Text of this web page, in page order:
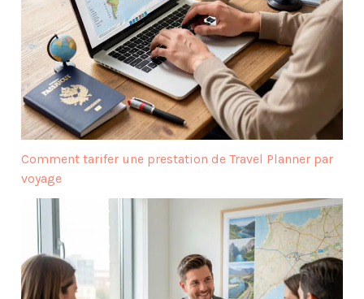
Comment tarifer une prestation de Travel Planner par
voyage